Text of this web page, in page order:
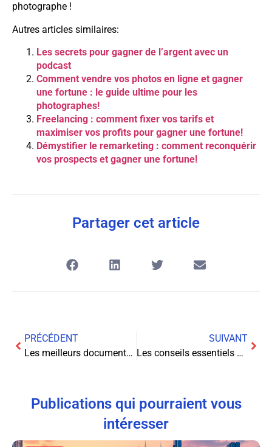
photographe !
Autres articles similaires:
Les secrets pour gagner de l’argent avec un
podcast
Comment vendre vos photos en ligne et gagner
une fortune : le guide ultime pour les
photographes!
Freelancing : comment fixer vos tarifs et
maximiser vos profits pour gagner une fortune!
Démystifier le remarketing : comment reconquérir
vos prospects et gagner une fortune!
Partager cet article
PRÉCÉDENT
Les meilleurs documentaires disponibles en streaming : plongez dans un monde fascinant
SUIVANT
Les conseils essentiels pour bien choisir votre nouvel ordinateur
Publications qui pourraient vous
intéresser